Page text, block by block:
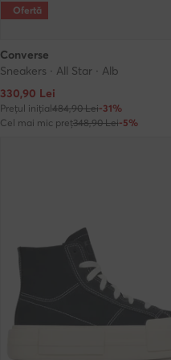
Ofertă
Converse
Sneakers · All Star · Alb
Prețul actual
330,90 Lei
Prețul inițial484,90 Lei-31%
Cel mai mic preț348,90 Lei-5%